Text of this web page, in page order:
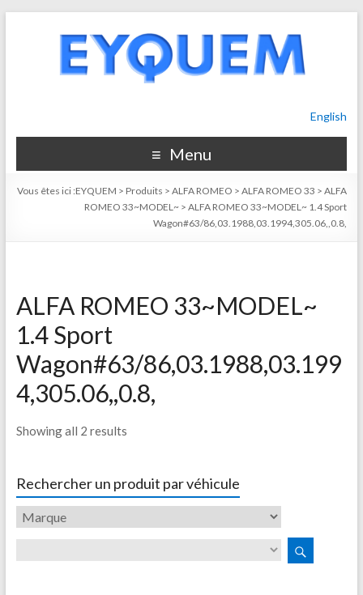
English
Menu
Vous êtes ici :EYQUEM > Produits >ALFA ROMEO >ALFA ROMEO 33 >ALFA
ROMEO 33~MODEL~ >ALFA ROMEO 33~MODEL~ 1.4 Sport
Wagon#63/86,03.1988,03.1994,305.06,,0.8,
ALFA ROMEO 33~MODEL~
1.4 Sport
Wagon#63/86,03.1988,03.199
4,305.06,,0.8,
Showing all 2 results
Rechercher un produit par véhicule